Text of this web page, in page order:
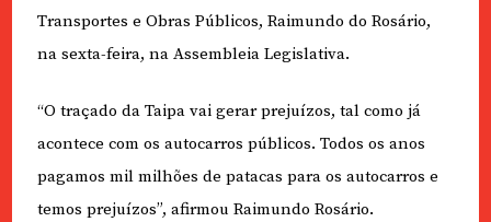
Transportes e Obras Públicos, Raimundo do Rosário,
na sexta-feira, na Assembleia Legislativa.
“O traçado da Taipa vai gerar prejuízos, tal como já
acontece com os autocarros públicos. Todos os anos
pagamos mil milhões de patacas para os autocarros e
temos prejuízos”, afirmou Raimundo Rosário.